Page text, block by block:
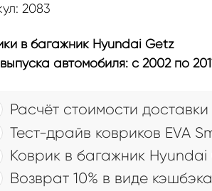
2083
в багажник Hyundai Getz
автомобиля: с 2002 по
Расчёт стоимости доставки
Тест-драйв ковриков EVA
Коврик в багажник Hyundai
Возврат 10% в виде кэшбэка